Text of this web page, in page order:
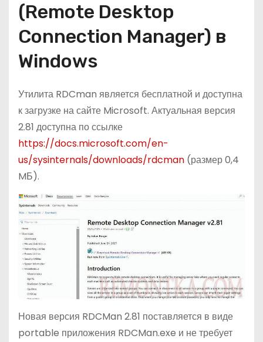
(Remote Desktop
Connection Manager) в
Windows
Утилита RDCman является бесплатной и доступна
к загрузке на сайте Microsoft. Актуальная версия
2.81 доступна по ссылке
https://docs.microsoft.com/en-
us/sysinternals/downloads/rdcman (размер 0,4
MБ).
Новая версия RDCMan 2.81 поставляется в виде
portable приложения RDCMan.exe и не требует